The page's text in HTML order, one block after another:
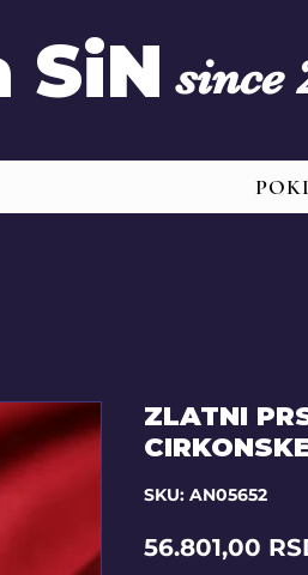
SiN since
ZLATNI
SKU: AN05652
56.801,00